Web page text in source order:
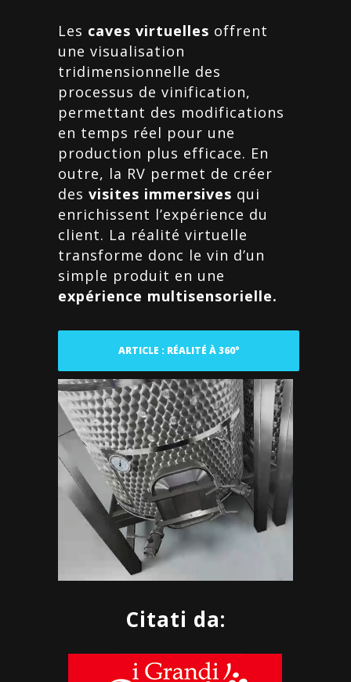
Les caves virtuelles offrent
une visualisation
tridimensionnelle des
processus de vinification,
permettant des modifications
en temps réel pour une
production plus efficace. En
outre, la RV permet de créer
des visites immersives qui
enrichissent l’expérience du
client. La réalité virtuelle
transforme donc le vin d’un
simple produit en une
expérience multisensorielle.
ARTICLE : RÉALITÉ À 360°
Citati da: